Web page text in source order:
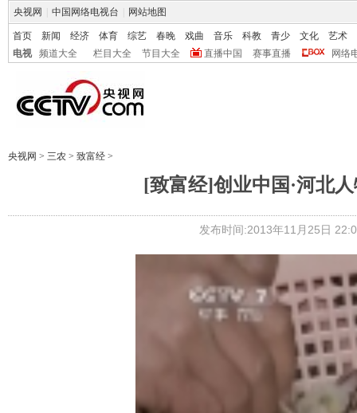
央视网 中国网络电视台 网站地图
首页 新闻 经济 体育 综艺 春晚 戏曲 音乐 科教 青少 文化
艺术
电视
频道大全 栏目大全 节目大全 直播中国 赛事直播 网络
央视网 > 三农 > 致富经 >
[致富经]创业中国·河北
发布时间:2013年11月25日